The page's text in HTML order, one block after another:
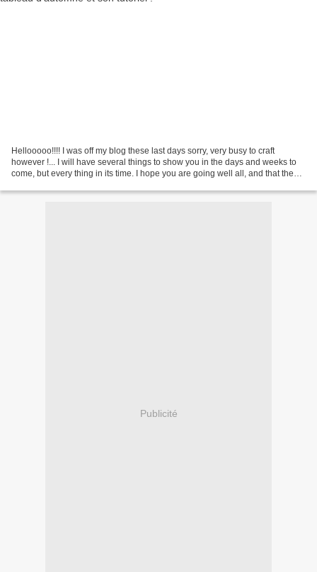
Hellooooo!!!! I was off my blog these last days sorry, very busy to craft
however !... I will have several things to show you in the days and weeks to
come, but every thing in its time. I hope you are going well all, and that the
Publicité